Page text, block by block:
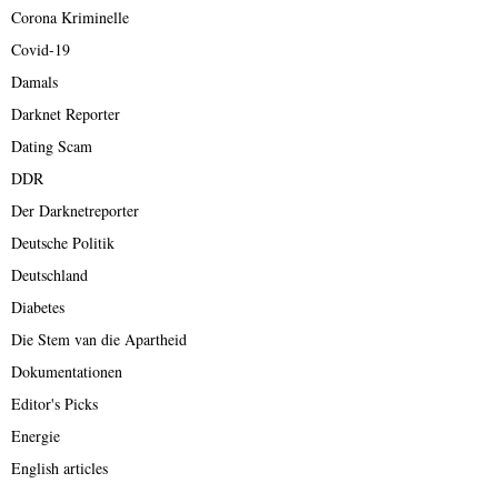
Corona Kriminelle
Covid-19
Damals
Darknet Reporter
Dating Scam
DDR
Der Darknetreporter
Deutsche Politik
Deutschland
Diabetes
Die Stem van die Apartheid
Dokumentationen
Editor's Picks
Energie
English articles